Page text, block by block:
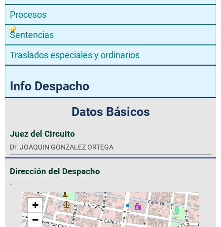
Procesos
Sentencias
Traslados especiales y ordinarios
Info Despacho
Datos Básicos
Juez del Circuito
Dr. JOAQUIN GONZALEZ ORTEGA
Dirección del Despacho
-
+
−